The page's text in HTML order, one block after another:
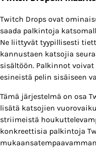
Twitch Drops ovat
saada palkintoja
Ne liittyvät tyypillisesti
kannustaen katsojia
sisältöön. Palkinnot
esineistä pelin sisäiseen
Tämä järjestelmä on osa
lisätä katsojien
striimeistä
konkreettisia palkintoja